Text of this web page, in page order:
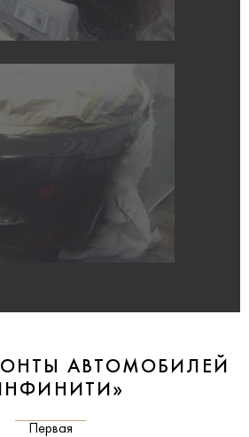
АВТОМОБИЛЕЙ
Первая